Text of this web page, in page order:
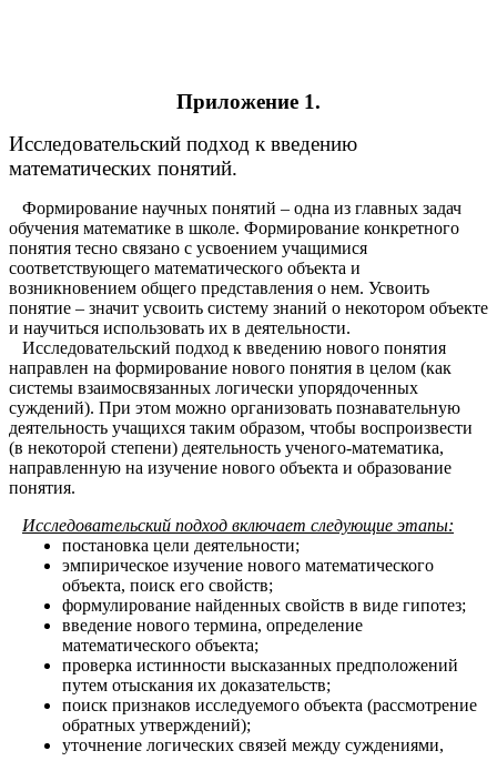
Приложение 1.
Исследовательский подход к введению
математических понятий.
Формирование научных понятий – одна из главных задач
обучения математике в школе. Формирование конкретного
понятия тесно связано с усвоением учащимися
соответствующего математического объекта и
возникновением общего представления о нем. Усвоить
понятие – значит усвоить систему знаний о некотором объекте
и научиться использовать их в деятельности.
Исследовательский подход к введению нового понятия
направлен на формирование нового понятия в целом (как
системы взаимосвязанных логически упорядоченных
суждений). При этом можно организовать познавательную
деятельность учащихся таким образом, чтобы воспроизвести
(в некоторой степени) деятельность ученого-математика,
направленную на изучение нового объекта и образование
понятия.
Исследовательский подход включает следующие этапы:
постановка цели деятельности;
эмпирическое изучение нового математического
объекта, поиск его свойств;
формулирование найденных свойств в виде гипотез;
введение нового термина, определение
математического объекта;
проверка истинности высказанных предположений
путем отыскания их доказательств;
поиск признаков исследуемого объекта (рассмотрение
обратных утверждений);
уточнение логических связей между суждениями,